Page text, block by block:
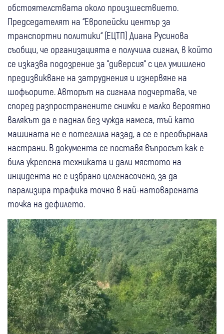
обстоятелствата около произшествието.
Председателят на “Европейски център за
транспортни политики“ (ЕЦТП) Диана Русинова
съобщи, че организацията е получила сигнал, в който
се изказва подозрение за “диверсия“ с цел умишлено
предизвикване на затруднения и изнервяне на
шофьорите. Авторът на сигнала подчертава, че
според разпространените снимки е малко вероятно
валякът да е паднал без чужда намеса, тъй като
машината не е потеглила назад, а се е преобърнала
настрани. В документа се поставя въпросът как е
била укрепена техниката и дали мястото на
инцидента не е избрано целенасочено, за да
парализира трафика точно в най-натоварената
точка на дефилето.